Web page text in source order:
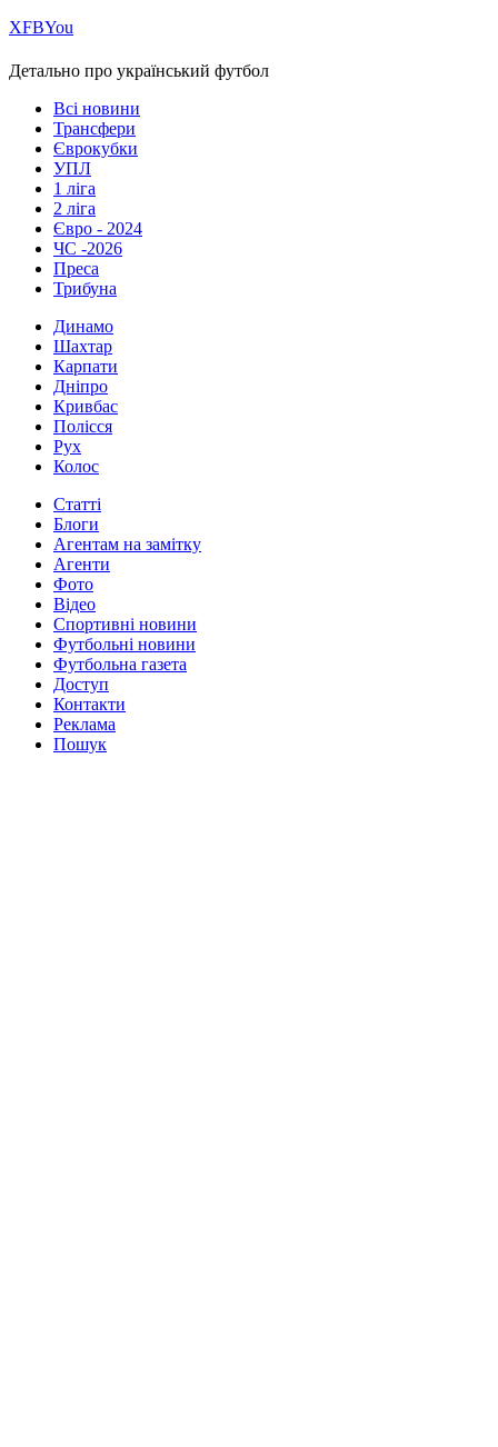
ХFBYou
Детально про український футбол
Всі новини
Трансфери
Єврокубки
УПЛ
1 ліга
2 ліга
Євро - 2024
ЧС -2026
Преса
Трибуна
Динамо
Шахтар
Карпати
Дніпро
Кривбас
Полісся
Рух
Колос
Статті
Блоги
Агентам на замітку
Агенти
Фото
Відео
Спортивні новини
Футбольні новини
Футбольна газета
Доступ
Контакти
Реклама
Пошук